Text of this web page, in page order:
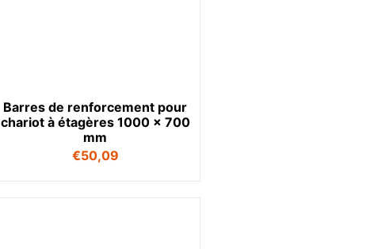
Barres de renforcement pour
chariot à étagères 1000 x 700
mm
€50,09